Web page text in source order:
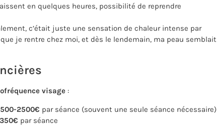
en quelques heures, possibilité de reprendre
c’était juste une sensation de chaleur intense par
je rentre chez moi, et dès le lendemain, ma peau semblait
visage :
2500€ par séance (souvent une seule séance nécessaire)
par séance